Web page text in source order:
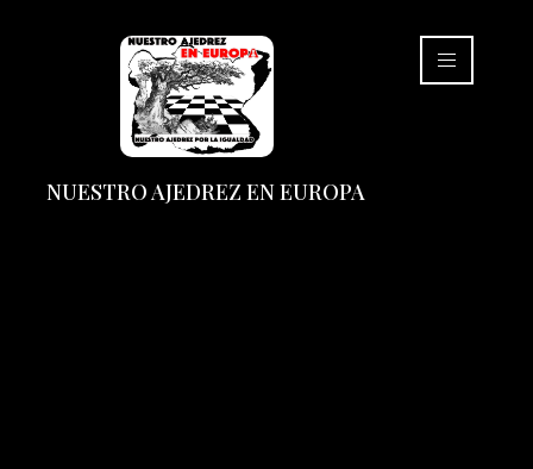
NUESTRO AJEDREZ EN EUROPA